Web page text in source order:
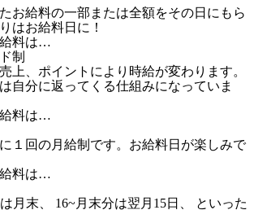
お給料の一部または全額をその日にもら
はお給料日に！
料は…
制
上、ポイントにより時給が変わります。
自分に返ってくる仕組みになっていま
料は…
１回の月給制です。お給料日が楽しみで
料は…
月末、 16~月末分は翌月15日、 といった